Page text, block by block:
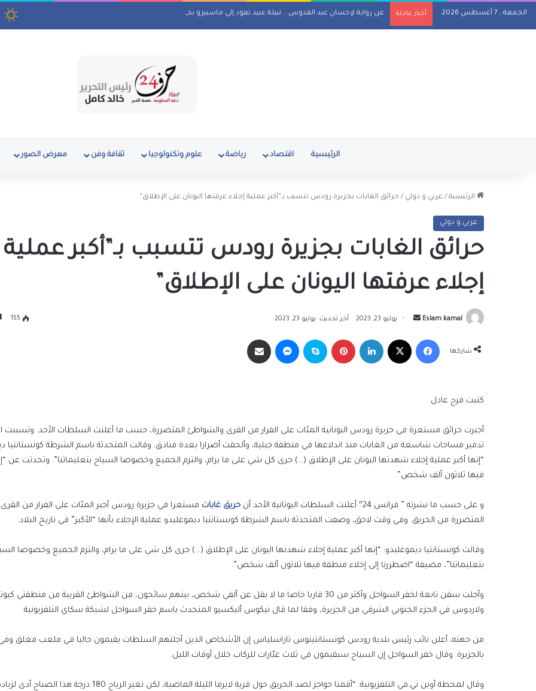
الجمعة , 7 أغسطس 2026 أخبار عاجلة عن رواية لإحسان عبد القدوس .. نبيلة عبيد تعود إلى ماسبيرو بمسلسل إذاعي
الرئيسية اقتصاد رياضة علوم وتكنولوجيا ثقافة وفن معرض الصور
الرئيسية / عربي و دولي / حرائق الغابات بجزيرة رودس تتسبب بـ”أكبر عملية إجلاء عرفتها اليونان على الإطلاق”
عربي و دولي
حرائق الغابات بجزيرة رودس تتسبب بـ”أكبر عملية
إجلاء عرفتها اليونان على الإطلاق”
Eslam kamal
أرسل
إلكترونيا
يوليو 23, 2023 آخر تحديث: يوليو 23, 2023 155
شاركها
فيسبوك لينكدإن بينتيريست سكايب ماسنجر
كتبت فرح عادل
أجبرت حرائق مستعرة في جزيرة رودس اليونانية المئات على الفرار من القرى والشواطئ المتضررة، حسب ما أعلنت السلطات الأحد. وتسببت
تدمير مساحات شاسعة من الغابات منذ اندلاعها في منطقة جبلية، وألحقت أضرارا بعدة فنادق. وقالت المتحدثة باسم الشرطة كونستانتيا
“إنها أكبر عملية إجلاء شهدتها اليونان على الإطلاق (…) جرى كل شي على ما يرام، والتزم الجميع وخصوصا السياح بتعليماتنا”. وتحدثت عن
فيها ثلاثون ألف شخص”.
و على حسب ما نشرته ” فرانس 24″ أعلنت السلطات اليونانية الأحد أن حريق غابات مستعرا في جزيرة رودس أجبر المئات على الفرار من
المتضررة من الحريق. وفي وقت لاحق، وصفت المتحدثة باسم الشرطة كونستانتيا ديموغليدو عملية الإجلاء بأنها “الأكبر” في تاريخ البلاد.
وقالت كونستانتيا ديموغليدو: “إنها أكبر عملية إجلاء شهدتها اليونان على الإطلاق (…) جرى كل شي على ما يرام، والتزم الجميع وخصوصا
بتعليماتنا”، مضيفة “اضطررنا إلى إخلاء منطقة فيها ثلاثون ألف شخص”.
وأجلت سفن تابعة لخفر السواحل وأكثر من 30 قاربا خاصا ما لا يقل عن ألفي شخص، بينهم سائحون، من الشواطئ القريبة من منطقتي
ولاردوس في الجزء الجنوبي الشرقي من الجزيرة، وفقا لما قال نيكوس أليكسيو المتحدث باسم خفر السواحل لشبكة سكاي التلفزيونية.
من جهته، أعلن نائب رئيس بلدية رودس كونستانتينوس تاراسلياس إن الأشخاص الذين أجلتهم السلطات يقيمون حاليا في ملعب مغلق
بالجزيرة. وقال خفر السواحل إن السياح سيقيمون في ثلاث عبّارات للركاب خلال أوقات الليل.
وقال لمحطة أوبن تي.في التلفزيونية: “أقمنا حواجز لصد الحريق حول قرية لايرما الليلة الماضية، لكن تغير الرياح 180